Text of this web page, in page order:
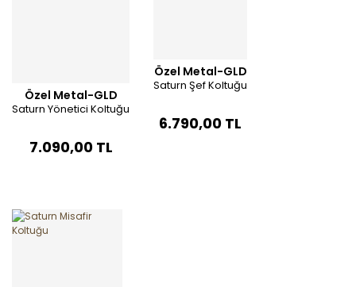
Özel Metal-GLD
Saturn Yönetici Koltuğu
7.090,00 TL
Özel Metal-GLD
Saturn Şef Koltuğu
6.790,00 TL